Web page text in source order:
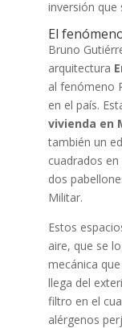
inversión que
El
Bruno
arquitectura
al fenómeno
en el país.
vivienda en
también un
cuadrados en
dos
Militar.
Estos
aire, que se
mecánica
llega del
filtro en el
alérgenos